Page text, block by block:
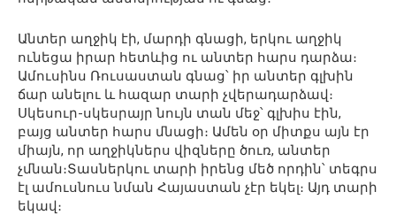
Անտեր աղջիկ էի, մարդի գնացի, երկու աղջիկ
ունեցա իրար հետևից ու անտեր հարս դարձա։
Ամուսինս Ռուսաստան գնաց՝ իր անտեր գլխին
ճար անելու և հազար տարի չվերադարձավ։
Սկեսուր-սկեսրայր նույն տան մեջ՝ գլխիս էին,
բայց անտեր հարս մնացի։ Ամեն օր միտքս այն էր
միայն, որ աղջիկներս վիզները ծուռ, անտեր
չմնան։Տասներկու տարի իրենց մեծ որդին՝ տեգրս
էլ ամուսնուս նման Հայաստան չէր եկել։ Այդ տարի
եկավ։